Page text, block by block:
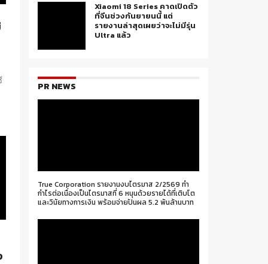
Xiaomi 18 Series คาดเปิดตัว
ที่จีนช่วงกันยายนนี้ แต่
รายงานล่าสุดเผยว่าจะไม่มีรุ่น
Ultra แล้ว
PR NEWS
True Corporation รายงานงบไตรมาส 2/2569 ทำ
กำไรต่อเนื่องเป็นไตรมาสที่ 6 หนุนด้วยรายได้ที่เติบโต
และวินัยทางการเงิน พร้อมจ่ายปันผล 5.2 พันล้านบาท